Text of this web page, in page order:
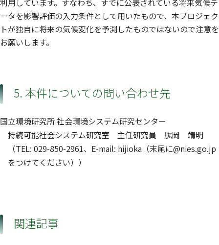
利用しています。すなわち、すでに公表されている将来気候デ
ータを影響評価の入力条件として用いたもので、本プロジェク
トが独自に将来の気候変化を予測したものではないので注意を
お願いします。
5. 本件についての問い合わせ先
国立環境研究所 社会環境システム研究センター
持続可能社会システム研究室 主任研究員 肱岡 靖明
（TEL: 029-850-2961、E-mail: hijioka（末尾に@nies.go.jp
をつけてください））
関連記事